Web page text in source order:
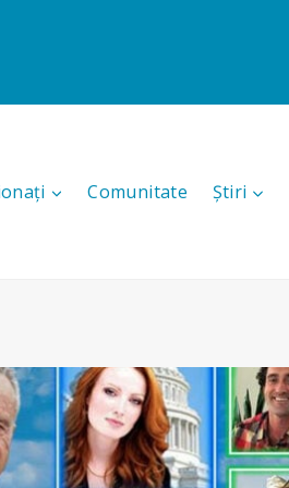
Comunitate Știri